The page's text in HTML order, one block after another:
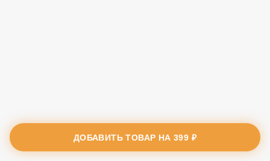
ДОБАВИТЬ ТОВАР НА399 ₽